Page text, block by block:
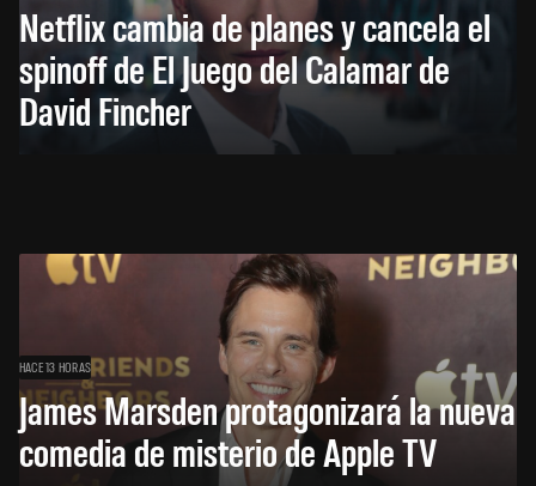
Netflix cambia de planes y cancela el
spinoff de El Juego del Calamar de
David Fincher
HACE 13 HORAS
James Marsden protagonizará la nueva
comedia de misterio de Apple TV